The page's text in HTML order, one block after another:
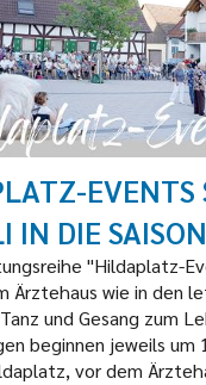
EVENTS
IN DIE
"Hildaplatz-
Ärztehaus wie in den
und Gesang zum
beginnen jeweils um
vor dem